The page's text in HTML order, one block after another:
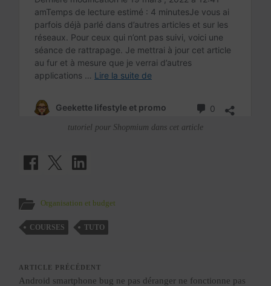
tutoriel pour Shopmium dans cet article
Organisation et budget
COURSES TUTO
ARTICLE PRÉCÉDENT
Android smartphone bug ne pas déranger ne fonctionne pas